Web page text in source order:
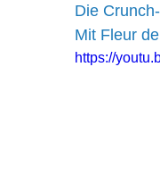
Die
Mit Fleur
https://